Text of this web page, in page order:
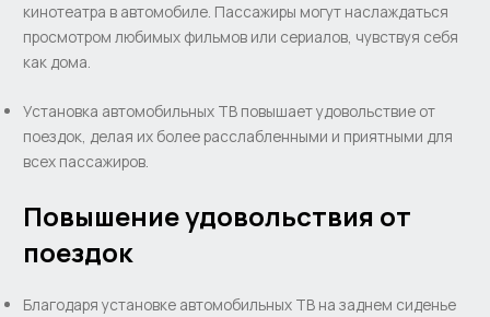
кинотеатра в автомобиле. Пассажиры могут наслаждаться
просмотром любимых фильмов или сериалов, чувствуя себя
как дома.
Установка автомобильных ТВ повышает удовольствие от
поездок, делая их более расслабленными и приятными для
всех пассажиров.
Повышение удовольствия от
поездок
Благодаря установке автомобильных ТВ на заднем сиденье